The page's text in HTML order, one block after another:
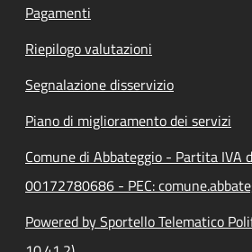
Pagamenti
Riepilogo valutazioni
Segnalazione disservizio
Piano di miglioramento dei servizi
Comune di Abbateggio - Partita IVA
00172780686 - PEC:
Powered by Sportello Telematico